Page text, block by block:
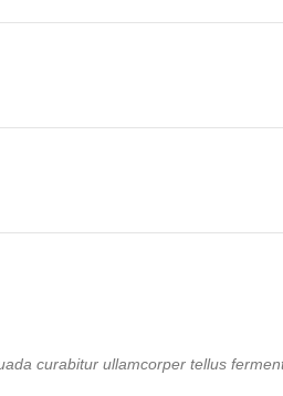
curabitur ullamcorper tellus